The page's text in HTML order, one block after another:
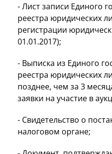
- Лист записи Единого
реестра юридических
регистрации
01.01.2017);
- Выписка из Единого
реестра юридических
позднее, чем за 3
заявки на участие в
- Свидетельство о
налоговом органе;